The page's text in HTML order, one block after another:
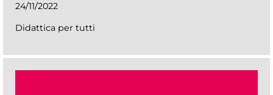
24/11/2022
Didattica per tutti